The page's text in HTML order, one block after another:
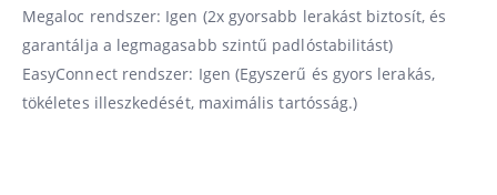
Megaloc rendszer: Igen (2x gyorsabb lerakást biztosít, és
garantálja a legmagasabb szintű padlóstabilitást)
EasyConnect rendszer: Igen (Egyszerű és gyors lerakás,
tökéletes illeszkedését, maximális tartósság.)